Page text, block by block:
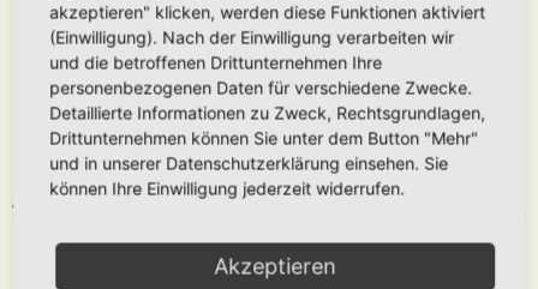
Hausverbot erteilen.
Du nimmst zur Kenntnis, dass der Betreiber keine Verantwortung für die
Inhalte von Beiträgen übernimmt, die er nicht selbst erstellt hat oder die
er nicht zur Kenntnis genommen hat. Du gestattest dem Betreiber, dein
Benutzerkonto, Beiträge und Funktionen jederzeit zu löschen oder zu
sperren.
Du gestattest dem Betreiber darüber hinaus, deine Beiträge
abzuändern, sofern sie gegen o. g. Regeln verstoßen oder geeignet
sind, dem Betreiber oder einem Dritten Schaden zuzufügen.
4. GENERAL PUBLIC LICENSE
Du nimmst zur Kenntnis, dass es sich bei phpBB um eine unter der „
GNU General Public License v2“ (GPL) bereitgestellten Foren-Software
von phpBB Limited (
www.phpbb.com
akzeptieren" klicken, werden diese Funktionen aktiviert
(Einwilligung). Nach der Einwilligung verarbeiten wir
und die betroffenen Drittunternehmen Ihre
personenbezogenen Daten für verschiedene Zwecke.
Detaillierte Informationen zu Zweck, Rechtsgrundlagen,
Drittunternehmen können Sie unter dem Button "Mehr"
und in unserer Datenschutzerklärung einsehen. Sie
können Ihre Einwilligung jederzeit widerrufen.
Akzeptieren